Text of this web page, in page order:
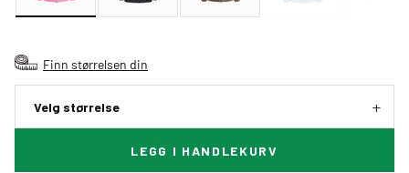
Finn størrelsen din
Velg størrelse
LEGG I HANDLEKURV